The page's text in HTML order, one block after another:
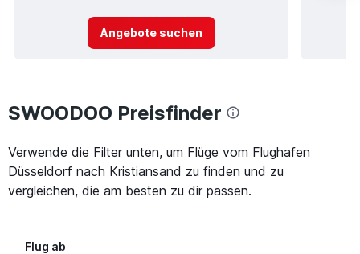
Angebote suchen
SWOODOO Preisfinder
Verwende die Filter unten, um Flüge vom Flughafen
Düsseldorf nach Kristiansand zu finden und zu
vergleichen, die am besten zu dir passen.
Flug ab